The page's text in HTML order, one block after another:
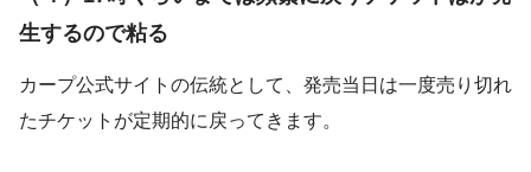
生するので粘る
カープ公式サイトの伝統として、発売当日は一度売り切れ
たチケットが定期的に戻ってきます。